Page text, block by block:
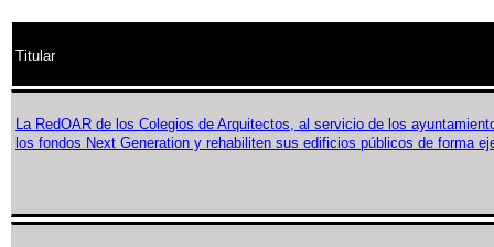
Titular
La RedOAR de los Colegios de Arquitectos, al servicio de los
los fondos Next Generation y rehabiliten sus edificios públicos de forma